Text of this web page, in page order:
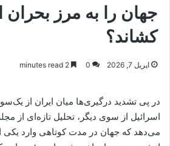
جهان را به مرز بحران
کشاند؟
اپریل 7, 2026 0
در پی تشدید درگیری‌ها میان ایران از
می‌دهد که جهان در مدت کوتاهی وارد یکی